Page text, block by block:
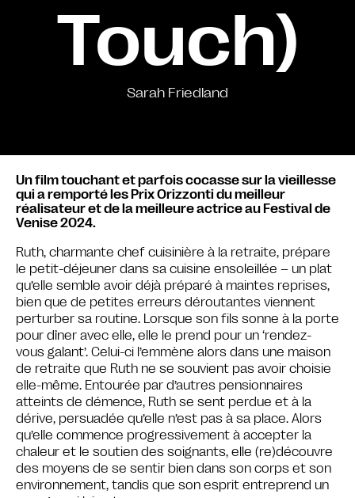
Touch)
Sarah Friedland
Un film touchant et parfois cocasse sur la vieillesse
qui a remporté les Prix Orizzonti du meilleur
réalisateur et de la meilleure actrice au Festival de
Venise 2024.
Ruth, charmante chef cuisinière à la retraite, prépare
le petit-déjeuner dans sa cuisine ensoleillée – un plat
qu’elle semble avoir déjà préparé à maintes reprises,
bien que de petites erreurs déroutantes viennent
perturber sa routine. Lorsque son fils sonne à la porte
pour dîner avec elle, elle le prend pour un ‘rendez-
vous galant’. Celui-ci l’emmène alors dans une maison
de retraite que Ruth ne se souvient pas avoir choisie
elle-même. Entourée par d’autres pensionnaires
atteints de démence, Ruth se sent perdue et à la
dérive, persuadée qu’elle n’est pas à sa place. Alors
qu’elle commence progressivement à accepter la
chaleur et le soutien des soignants, elle (re)découvre
des moyens de se sentir bien dans son corps et son
environnement, tandis que son esprit entreprend un